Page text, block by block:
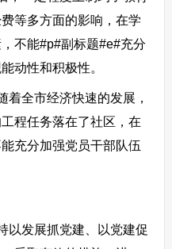
等多方面的影响，在学
不能#p#副标题#e#充分
动性和积极性。
全市经济快速的发展，
程任务落在了社区，在
充分加强党员干部队伍
发展抓党建、以党建促